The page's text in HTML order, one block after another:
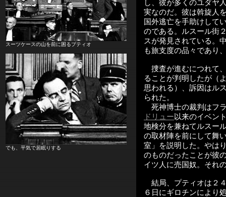
スーツケースの山を前に困るプティオ
でも、平気で居眠りする
し、彼が多くのユダヤ
実なのだ。彼は斡旋人
国外逃亡を手助けして
のである。ルスール街
スが発見されている。
も旅支度の品々であり
捜査が進むにつれて
ることが判明したが（
思われる）、訴因はル
られた。
死神博士の裁判はフ
ドリュー以来のイベン
地検分を兼ねてルスー
の取材陣を前にして舞
室」を説明した。やは
のものだったことが彼
イツ人に売国奴。それ
結局、プティオは２
６日にギロチンにより